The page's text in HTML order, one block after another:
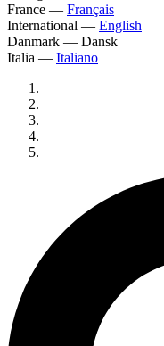
France — Français
International — English
Danmark — Dansk
Italia — Italiano